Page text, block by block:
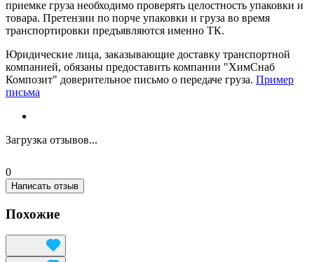
приемке груза необходимо проверять целостность упаковки и
товара. Претензии по порче упаковки и груза во время
транспортировки предъявляются именно ТК.
Юридические лица, заказывающие доставку транспортной
компанией, обязаны предоставить компании "ХимСнаб
Композит" доверительное письмо о передаче груза. Пример
письма
Загрузка отзывов...
0
Написать отзыв
Похожие